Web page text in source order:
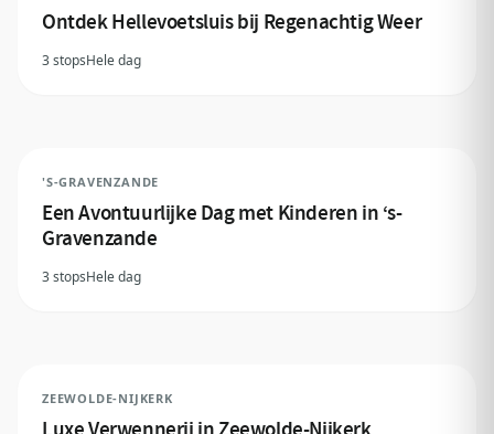
Ontdek Hellevoetsluis bij Regenachtig Weer
3 stopsHele dag
'S-GRAVENZANDE
Een Avontuurlijke Dag met Kinderen in ‘s-
Gravenzande
3 stopsHele dag
ZEEWOLDE-NIJKERK